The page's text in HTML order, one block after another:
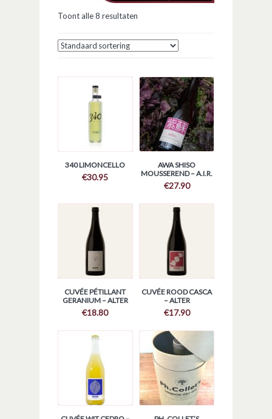
Toont alle 8 resultaten
340 LIMONCELLO
€30.95
AWA SHISO
MOUSSEREND – A.I.R.
€27.90
CUVÉE PÉTILLANT
GERANIUM – ALTER
€18.80
CUVÉE ROOD CASCA
– ALTER
€17.90